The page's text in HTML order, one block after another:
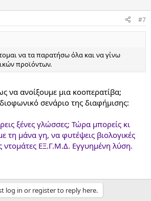
#7
να τα παρατήσω όλα και να γίνω
προϊόντων.
να ανοίξουμε μια κοοπερατίβα;
σενάριο της διαφήμισης:
ξένες γλώσσες; Τώρα μπορείς κι
τη μάνα γη, να φυτέψεις βιολογικές
ντομάτες ΕΞ.Γ.Μ.Δ. Εγγυημένη λύση.
log in or register to reply here.